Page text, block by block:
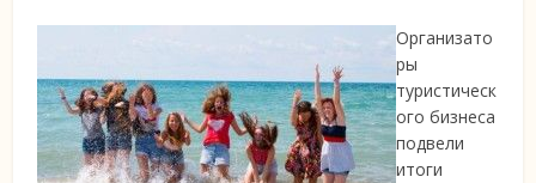
Организато
ры
туристическ
ого бизнеса
подвели
итоги